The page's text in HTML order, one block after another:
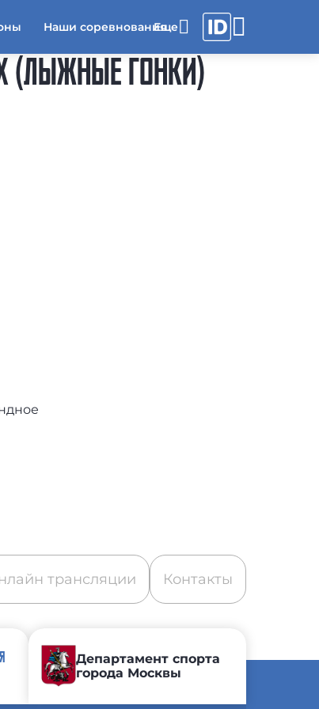
Наши соревнования
(ЛЫЖНЫЕ ГОНКИ)
трансляции Контакты
Департамент спорта
города Москвы